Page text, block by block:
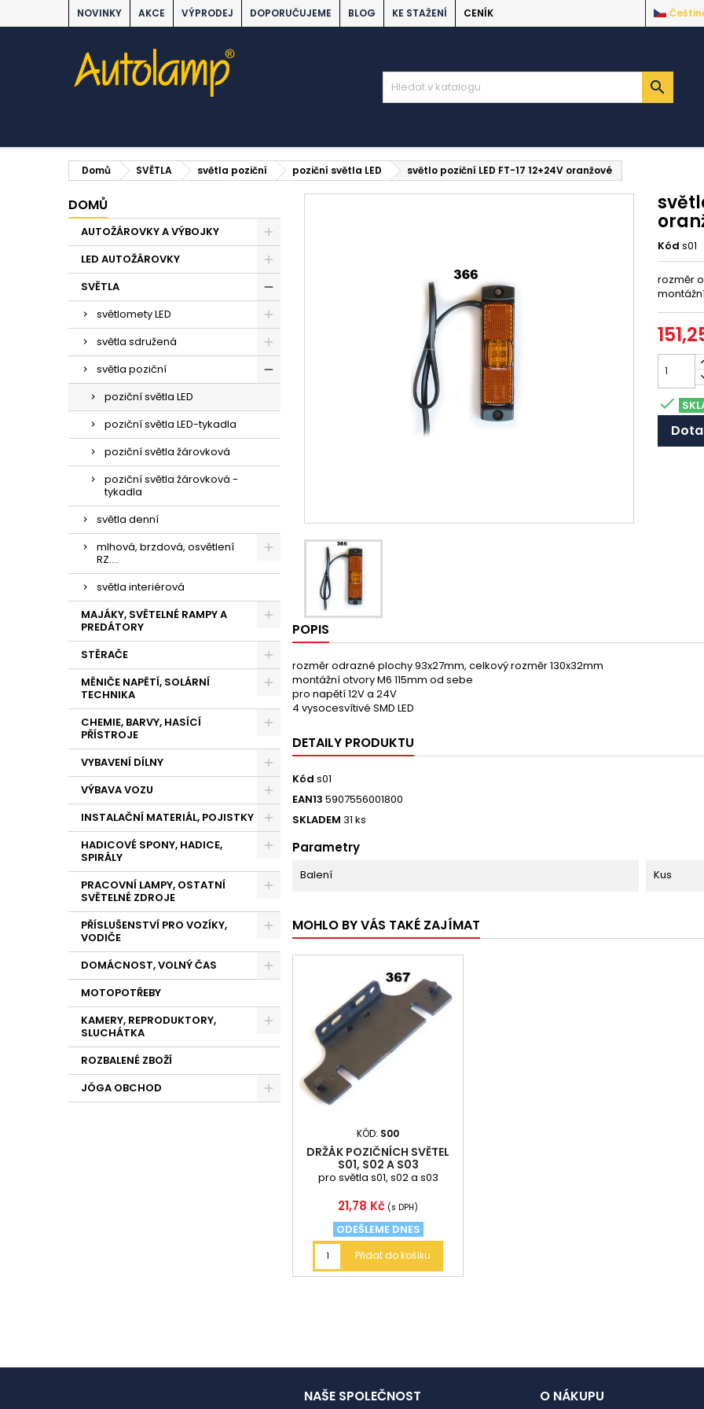
NOVINKY AKCE VÝPRODEJ DOPORUČUJEME BLOG KE STAŽENÍ CENÍK

Domů SVĚTLA světla poziční poziční světla LED světlo poziční LED FT-17 12+24V oranžové
DOMŮ
AUTOŽÁROVKY A VÝBOJKY
LED AUTOŽÁROVKY
SVĚTLA
světlomety LED
světla sdružená
světla poziční
poziční světla LED
poziční světla LED-tykadla
poziční světla žárovková
poziční světla žárovková -
tykadla
světla denní
mlhová, brzdová, osvětlení
RZ....
světla interiérová
MAJÁKY, SVĚTELNÉ RAMPY A
PREDÁTORY
STĚRAČE
MĚNIČE NAPĚTÍ, SOLÁRNÍ
TECHNIKA
CHEMIE, BARVY, HASÍCÍ
PŘÍSTROJE
VYBAVENÍ DÍLNY
VÝBAVA VOZU
INSTALAČNÍ MATERIÁL, POJISTKY
HADICOVÉ SPONY, HADICE,
SPIRÁLY
PRACOVNÍ LAMPY, OSTATNÍ
SVĚTELNÉ ZDROJE
PŘÍSLUŠENSTVÍ PRO VOZÍKY,
VODIČE
DOMÁCNOST, VOLNÝ ČAS
MOTOPOTŘEBY
KAMERY, REPRODUKTORY,
SLUCHÁTKA
ROZBALENÉ ZBOŽÍ
JÓGA OBCHOD
Kód s01
rozměr

POPIS
rozměr odrazné plochy 93x27mm, celkový rozměr 130x32mm
montážní otvory M6 115mm od sebe
pro napětí 12V a 24V
4 vysocesvítivé SMD LED
DETAILY PRODUKTU
Kód s01
EAN13 5907556001800
SKLADEM 31 ks
Parametry
Balení Kus
MOHLO BY VÁS TAKÉ ZAJÍMAT
KÓD: S00
DRŽÁK POZIČNÍCH SVĚTEL
S01, S02 A S03
pro světla s01, s02 a s03
Cena
21,78 Kč (s DPH)
ODEŠLEME DNES
Přidat do košíku
NAŠE SPOLEČNOST O NÁKUPU